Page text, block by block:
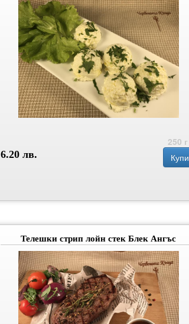
250 г
6.20 лв.
Купи
Телешки стрип лойн стек Блек Ангъс